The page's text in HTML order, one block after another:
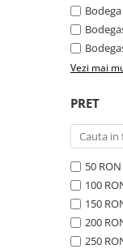
Vezi mai
PRET
50
100
150
200
250